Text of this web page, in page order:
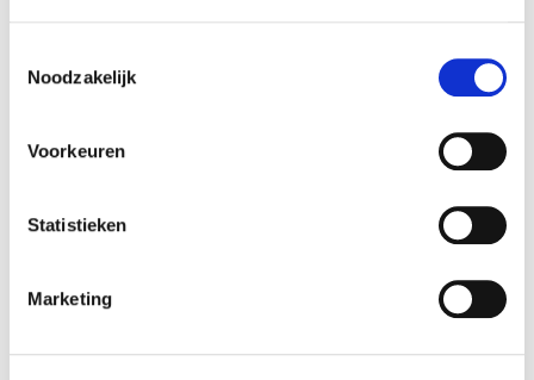
Noodzakelijk
Voorkeuren
Statistieken
Marketing
Beschikbaar in deze winkels
Doornik